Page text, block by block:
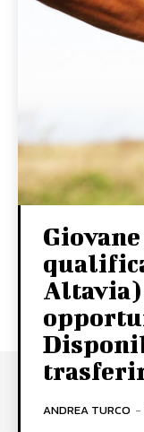
Altavia)
ANDREA TURCO -